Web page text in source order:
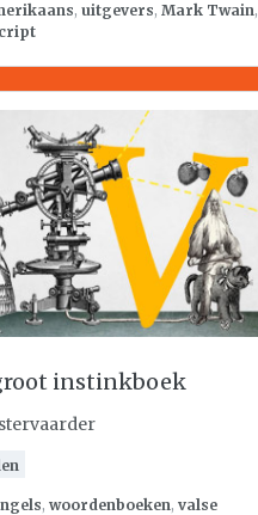
, uitgevers, Mark Twain,
instinkboek
, woordenboeken, valse